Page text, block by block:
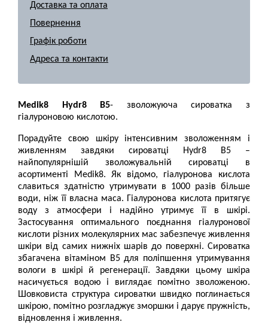
Доставка та оплата
Повернення
Графік роботи
Адреса та контакти
Medik8 Hydr8 B5- зволожуюча сироватка з
гіалуроновою кислотою.
Порадуйте свою шкіру інтенсивним зволоженням і
живленням завдяки сироватці Hydr8 B5 –
найпопулярнішій зволожувальній сироватці в
асортименті Medik8. Як відомо, гіалуронова кислота
славиться здатністю утримувати в 1000 разів більше
води, ніж її власна маса. Гіалуронова кислота притягує
воду з атмосфери і надійно утримує її в шкірі.
Застосування оптимального поєднання гіалуронової
кислоти різних молекулярних мас забезпечує живлення
шкіри від самих нижніх шарів до поверхні. Сироватка
збагачена вітаміном В5 для поліпшення утримування
вологи в шкірі й регенерації. Завдяки цьому шкіра
насичується водою і виглядає помітно зволоженою.
Шовковиста структура сироватки швидко поглинається
шкірою, помітно розгладжує зморшки і дарує пружність,
відновлення і живлення.